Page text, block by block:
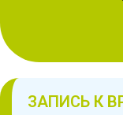
ЗАПИСЬ К